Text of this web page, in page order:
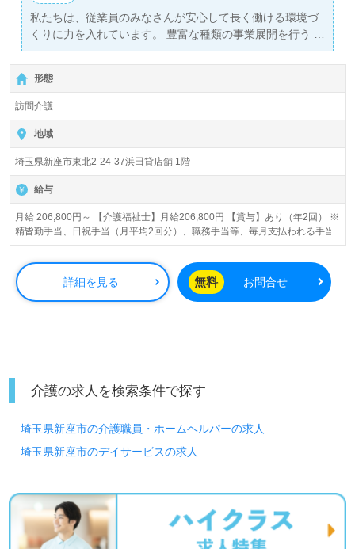
私たちは、従業員のみなさんが安心して長く働ける環境づ
くりに力を入れています。 豊富な種類の事業展開を行う
SOMPOケアなら、ご希望に合った求人が見つかるはずで
す！
形態
訪問介護
地域
埼玉県新座市東北2-24-37浜田貸店舗 1階
給与
月給 206,800円～ 【介護福祉士】月給206,800円 【賞与】あり（年2回） ※
精皆勤手当、日祝手当（月平均2回分）、職務手当等、毎月支払われる手当
を含みます。 ■精皆勤手当…6,000円/月 ■職務手当…5,000円/月 ■日祝手当…
詳細を見る 無料 お問合せ
介護の求人を検索条件で探す
埼玉県新座市の介護職員・ホームヘルパーの求人
埼玉県新座市のデイサービスの求人